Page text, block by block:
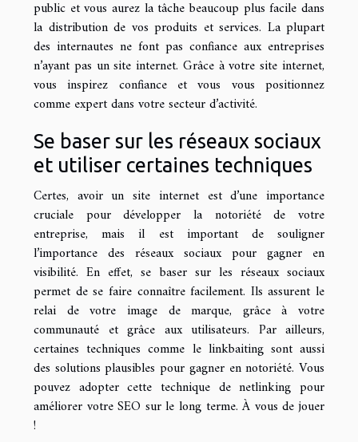
public et vous aurez la tâche beaucoup plus facile dans
la distribution de vos produits et services. La plupart
des internautes ne font pas confiance aux entreprises
n’ayant pas un site internet. Grâce à votre site internet,
vous inspirez confiance et vous vous positionnez
comme expert dans votre secteur d’activité.
Se baser sur les réseaux sociaux
et utiliser certaines techniques
Certes, avoir un site internet est d’une importance
cruciale pour développer la notoriété de votre
entreprise, mais il est important de souligner
l’importance des réseaux sociaux pour gagner en
visibilité. En effet, se baser sur les réseaux sociaux
permet de se faire connaître facilement. Ils assurent le
relai de votre image de marque, grâce à votre
communauté et grâce aux utilisateurs. Par ailleurs,
certaines techniques comme le linkbaiting sont aussi
des solutions plausibles pour gagner en notoriété. Vous
pouvez adopter cette technique de netlinking pour
améliorer votre SEO sur le long terme. À vous de jouer
!